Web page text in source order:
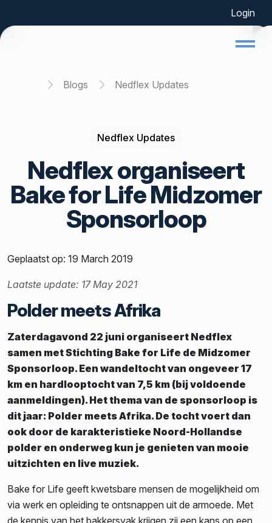
Login
Home Blogs Nedflex Updates
Nedflex Updates
Nedflex organiseert
Bake for Life Midzomer
Sponsorloop
Geplaatst op: 19 March 2019
Laatste update: 17 May 2021
Polder meets Afrika
Zaterdagavond 22 juni organiseert Nedflex
samen met Stichting Bake for Life de Midzomer
Sponsorloop. Een wandeltocht van ongeveer 17
km en hardlooptocht van 7,5 km (bij voldoende
aanmeldingen). Het thema van de sponsorloop is
dit jaar: Polder meets Afrika. De tocht voert dan
ook door de karakteristieke Noord-Hollandse
polder en onderweg kun je genieten van mooie
uitzichten en live muziek.
Bake for Life geeft kwetsbare mensen de mogelijkheid om
via werk en opleiding te ontsnappen uit de armoede. Met
de kennis van het bakkersvak krijgen zij een kans op een